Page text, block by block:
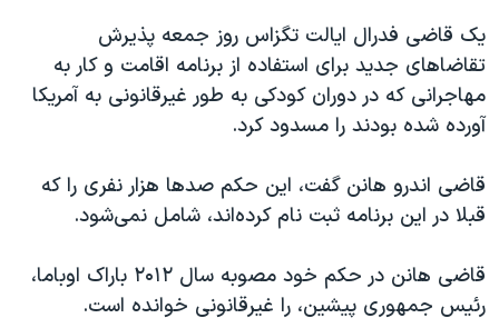
صفحه‌های ویژه
سفر پرزیدنت ترامپ به چین
یک قاضی فدرال ایالت تگزاس روز جمعه پذیرش
تقاضاهای جدید برای استفاده از برنامه اقامت و کار به
مهاجرانی که در دوران کودکی به طور غیرقانونی به آمریکا
آورده شده بودند را مسدود کرد.
قاضی اندرو هانن گفت، این حکم صدها هزار نفری را که
قبلا در این برنامه ثبت نام کرده‌اند، شامل نمی‌شود.
قاضی هانن در حکم خود مصوبه سال ۲۰۱۲ باراک اوباما،
رئیس جمهوری پیشین، را غیرقانونی خوانده است.